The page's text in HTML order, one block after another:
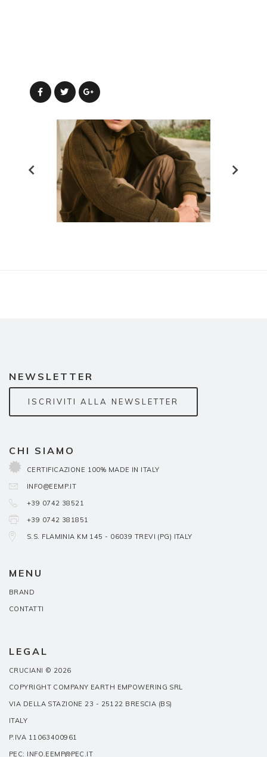
NEWSLETTER
ISCRIVITI ALLA NEWSLETTER
CHI SIAMO
CERTIFICAZIONE 100% MADE IN ITALY
INFO@EEMP.IT
+39 0742 38521
+39 0742 381851
S.S. FLAMINIA KM 145 - 06039 TREVI (PG) ITALY
MENU
BRAND
CONTATTI
LEGAL
CRUCIANI © 2026
COPYRIGHT COMPANY EARTH EMPOWERING SRL
VIA DELLA STAZIONE 23 - 25122 BRESCIA (BS)
ITALY
P.IVA 11063400961
PEC: INFO.EEMP@PEC.IT